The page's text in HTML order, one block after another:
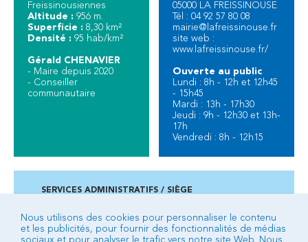
Freissinousiennes
Altitude : 956 m.
Superficie : 8,30 km²
Densité : 95 hab/km²
Gérald CHENAVIER
- Maire depuis 2020
- Conseiller
communautaire
05000 LA FREISSINOUSE
Tél : 04 92 57 80 08
mairie@lafreissinouse.fr
site web :
www.lafreissinouse.fr/
Ouverte au public
Lundi : 8h - 12h et 12h45
- 15h45
Mardi : 13h - 17h30
Jeudi : 9h - 12h30 et 13h-
17h
Vendredi : 8h - 12h15
SERVICES ADMINISTRATIFS / SIÈGE
BP 92 - 05007 GAP cedex
04 92 53 24 24
Nous utilisons des cookies pour personnaliser le contenu
et les publicités, pour fournir des fonctionnalités de médias
sociaux et pour analyser le trafic vers notre site Web. Nous